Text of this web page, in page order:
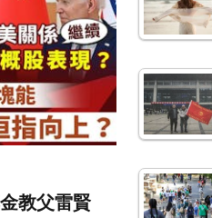
教父雷賢